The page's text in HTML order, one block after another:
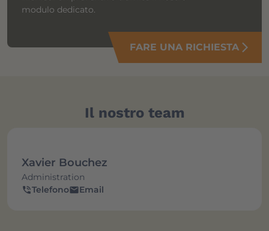
modulo dedicato.
FARE UNA RICHIESTA arrow_forward_ios
Il nostro team
Xavier Bouchez
Administration
phone_in_talkTelefonoemailEmail